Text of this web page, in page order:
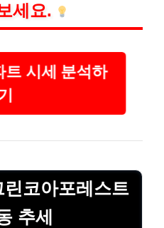
세요.
시세 분석하
코아포레스트
추세